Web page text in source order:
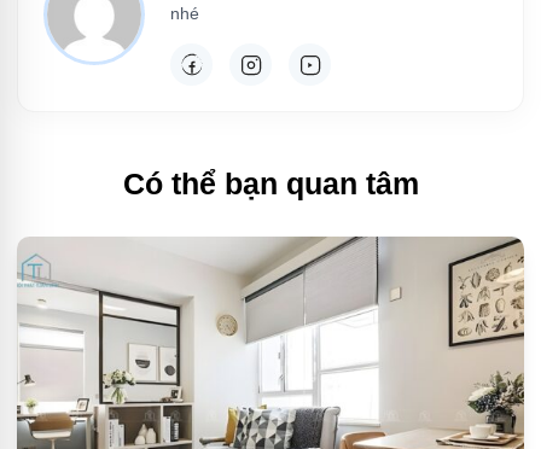
nhé
Có thể bạn quan tâm